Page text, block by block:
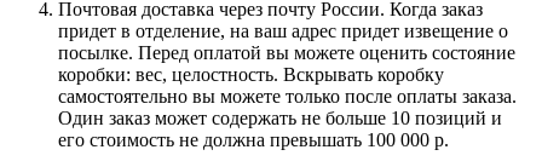
Почтовая доставка через почту России. Когда заказ
придет в отделение, на ваш адрес придет извещение о
посылке. Перед оплатой вы можете оценить состояние
коробки: вес, целостность. Вскрывать коробку
самостоятельно вы можете только после оплаты заказа.
Один заказ может содержать не больше 10 позиций и
его стоимость не должна превышать 100 000 р.